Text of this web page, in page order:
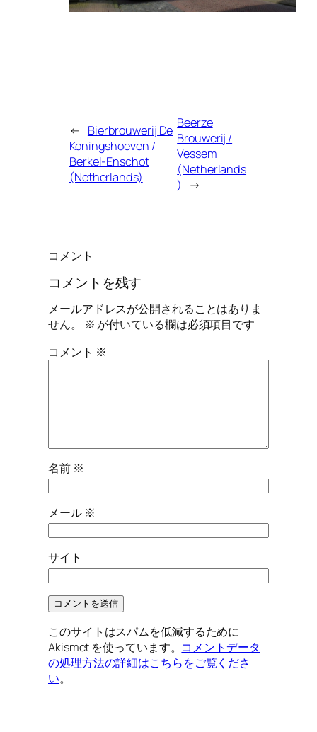
← Bierbrouwerij De
Koningshoeven /
Berkel-Enschot
(Netherlands)
Beerze
Brouwerij /
Vessem
(Netherlands
)
→
コメント
コメントを残す
メールアドレスが公開されることはありま
せん。
※ が付いている欄は必須項目です
コメント ※
名前 ※
メール ※
サイト
このサイトはスパムを低減するために
Akismet を使っています。 コメントデータ
の処理方法の詳細はこちらをご覧くださ
い。